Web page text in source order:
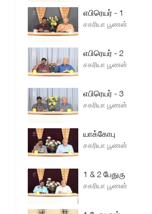
எபிரெயர் - 1
சகரியா பூணன்
எபிரெயர் - 2
சகரியா பூணன்
எபிரெயர் - 3
சகரியா பூணன்
யாக்கோபு
சகரியா பூணன்
1 & 2 பேதுரு
சகரியா பூணன்